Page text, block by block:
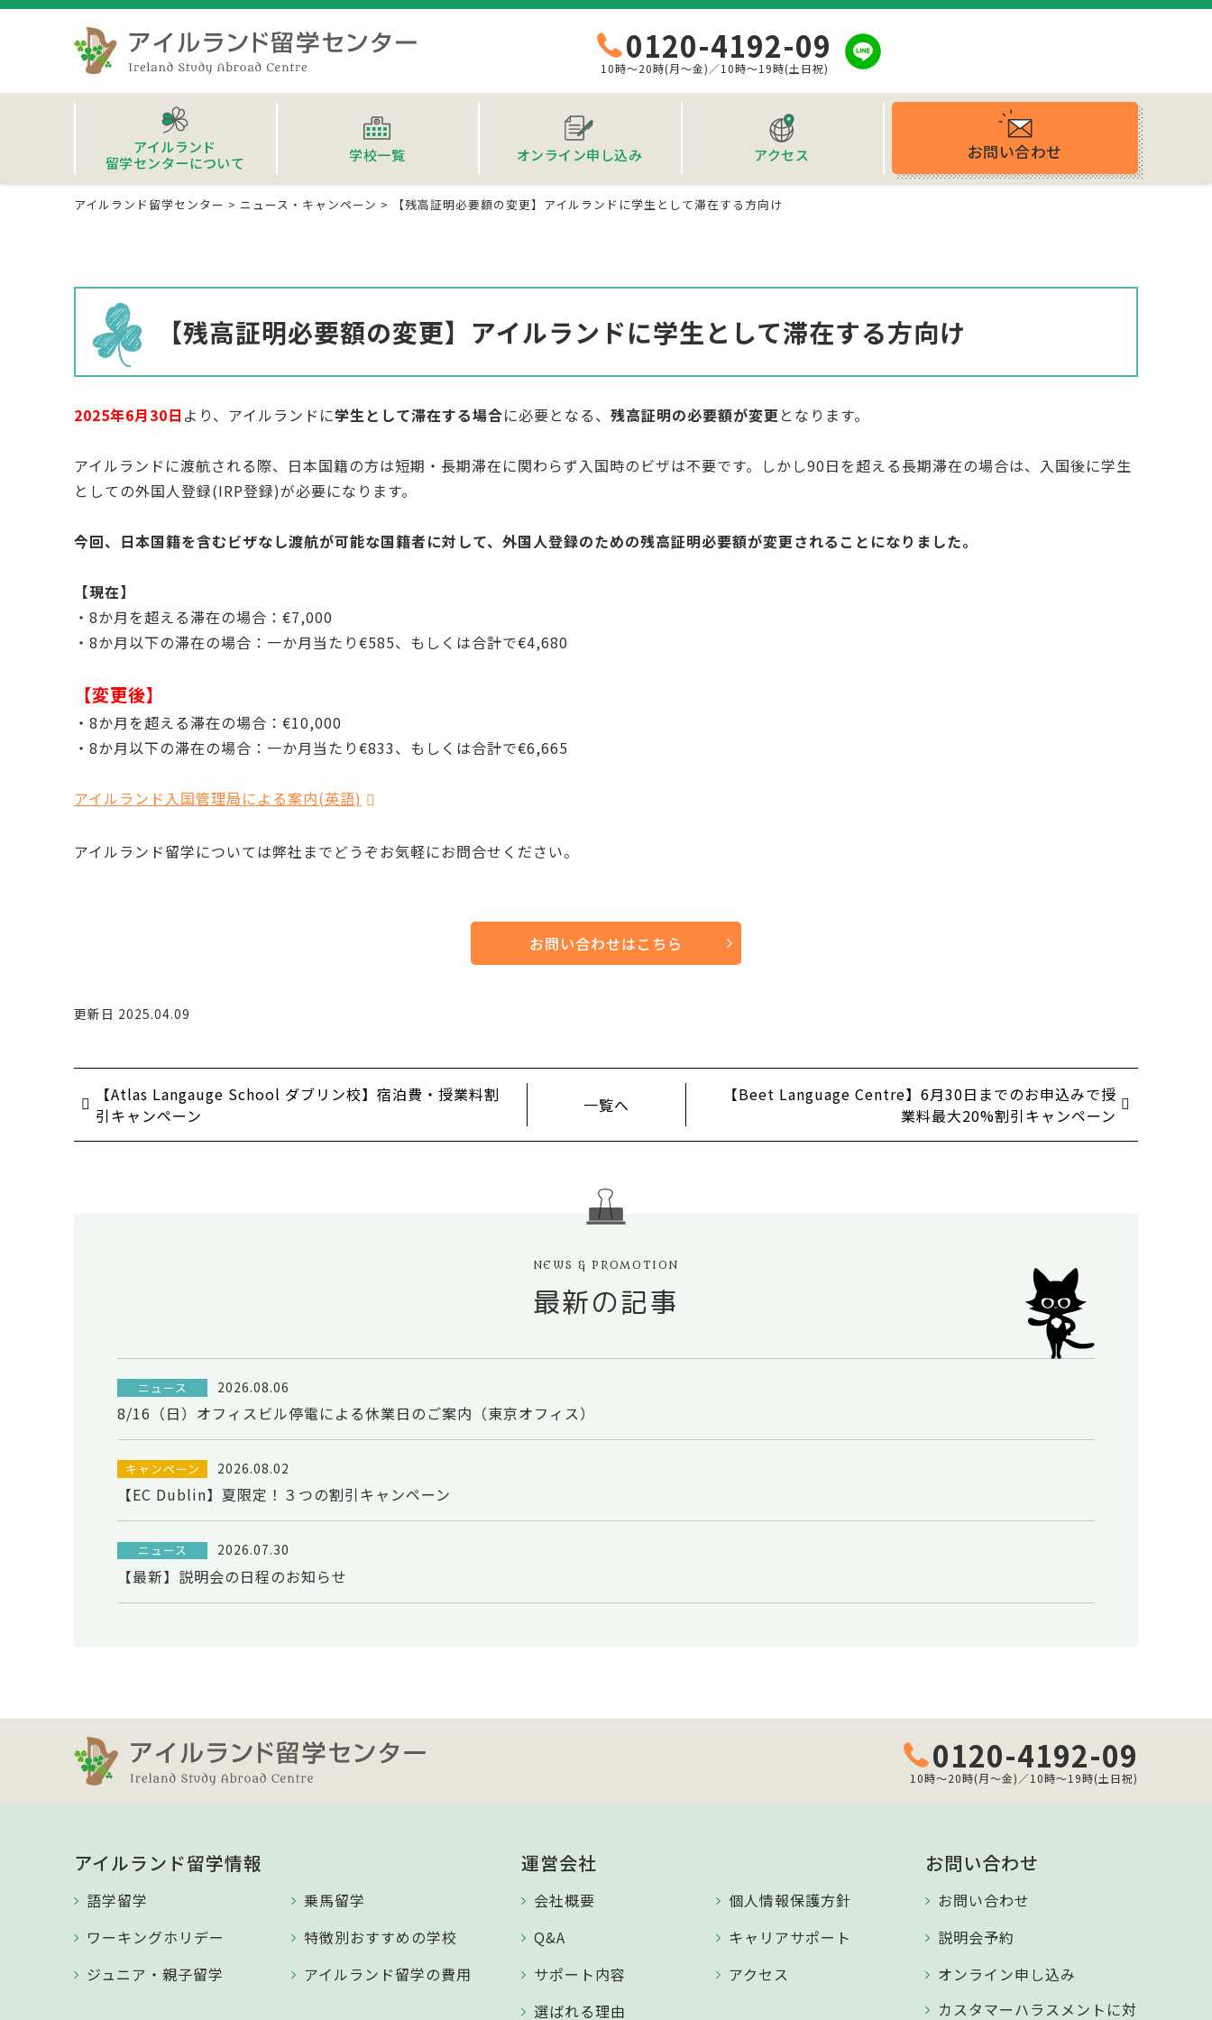
0120-4192-09
10時～20時(月～金)／10時～19時(土日祝)
アイルランド
留学センターについて
学校一覧 オンライン申し込み アクセス お問い合わせ
アイルランド留学センター > ニュース・キャンペーン > 【残高証明必要額の変更】アイルランドに学生として滞在する方向け
【残高証明必要額の変更】アイルランドに学生として滞在する方向け
2025年6月30日 より、アイルランドに学生として滞在する場合に必要となる、 残高証明の必要額が変更となります。
アイルランドに渡航される際、日本国籍の方は短期・長期滞在に関わらず入国時のビザは不要です。しかし90日を超える長期滞在の場合は、入国後に学生
としての外国人登録(IRP登録)が必要になります。
今回、日本国籍を含むビザなし渡航が可能な国籍者に対して、外国人登録のための残高証明必要額が変更されることになりました。
【現在】
・8か月を超える滞在の場合：€7,000
・8か月以下の滞在の場合：一か月当たり€585、もしくは合計で€4,680
【変更後】
・8か月を超える滞在の場合：€10,000
・8か月以下の滞在の場合：一か月当たり€833、もしくは合計で€6,665
アイルランド入国管理局による案内(英語)
アイルランド留学については弊社までどうぞお気軽にお問合せください。
お問い合わせはこちら
更新日 2025.04.09
【Atlas Langauge School ダブリン校】宿泊費・授業料割
引キャンペーン
一覧へ
【Beet Language Centre】6月30日までのお申込みで授
業料最大20%割引キャンペーン
NEWS & PROMOTION
最新の記事
ニュース 2026.08.06
8/16（日）オフィスビル停電による休業日のご案内（東京オフィス）
キャンペーン 2026.08.02
【EC Dublin】夏限定！３つの割引キャンペーン
ニュース 2026.07.30
【最新】説明会の日程のお知らせ
0120-4192-09
10時～20時(月～金)／10時～19時(土日祝)
アイルランド留学情報
語学留学
ワーキングホリデー
ジュニア・親子留学
乗馬留学
特徴別おすすめの学校
アイルランド留学の費用
運営会社
会社概要
Q&A
サポート内容
選ばれる理由
個人情報保護方針
キャリアサポート
アクセス
お問い合わせ
お問い合わせ
説明会予約
オンライン申し込み
カスタマーハラスメントに対